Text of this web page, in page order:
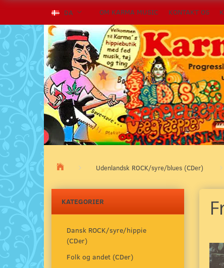
DA OM KARMA MUSIC KONTAKT OS
Udenlandsk ROCK/syre/blues (CDer)
KATEGORIER
Dansk ROCK/syre/hippie
(CDer)
Folk og andet (CDer)